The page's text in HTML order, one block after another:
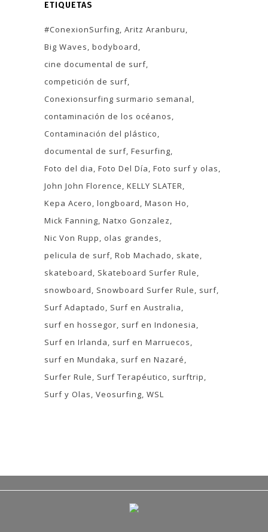
ETIQUETAS
#ConexionSurfing Aritz Aranburu
Big Waves bodyboard
cine documental de surf
competición de surf
Conexionsurfing surmario semanal
contaminación de los océanos
Contaminación del plástico
documental de surf Fesurfing
Foto del dia Foto Del Día Foto surf y olas
John John Florence KELLY SLATER
Kepa Acero longboard Mason Ho
Mick Fanning Natxo Gonzalez
Nic Von Rupp
olas grandes
pelicula de surf Rob Machado
skate
skateboard
Skateboard Surfer Rule
snowboard
Snowboard Surfer Rule
surf
Surf Adaptado
Surf en Australia
surf en hossegor surf en Indonesia
Surf en Irlanda
surf en Marruecos
surf en Mundaka
surf en Nazaré
Surfer Rule
Surf Terapéutico
surftrip
Surf y Olas Veosurfing WSL